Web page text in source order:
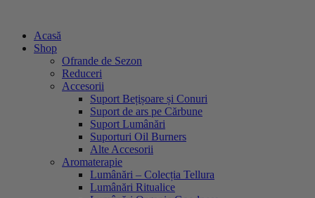
conținutAcasă
Shop
Ofrande de Sezon
Reduceri
Accesorii
Suport Bețișoare și Conuri
Suport de ars pe Cărbune
Suport Lumânări
Suporturi Oil Burners
Alte Accesorii
Aromaterapie
Lumânări – Colecția Tellura
Lumânări Ritualice